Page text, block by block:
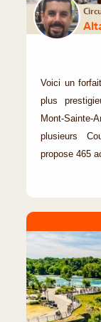
Voici un
plus
Mont-Sainte-
plusieurs
propose 465